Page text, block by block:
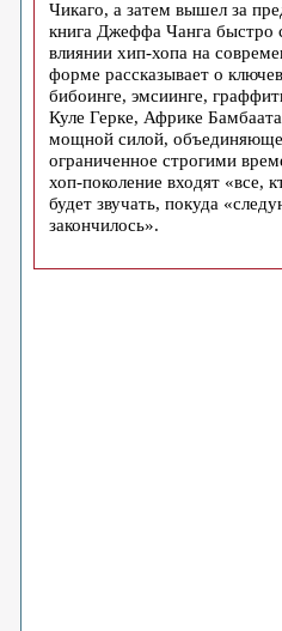
Чикаго, а затем вышел за
книга Джеффа Чанга быстро
влиянии хип-хопа на
форме рассказывает о
бибоинге, эмсиинге,
Куле Герке, Африке
мощной силой,
ограниченное строгими
хоп-поколение входят «все,
будет звучать, покуда
закончилось».